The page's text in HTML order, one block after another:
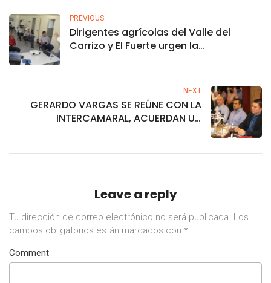
PREVIOUS
Dirigentes agrícolas del Valle del
Carrizo y El Fuerte urgen la
NEXT
GERARDO VARGAS SE REÚNE CON LA
INTERCAMARAL, ACUERDAN UN
DÍAS.
Leave a reply
Tu dirección de correo electrónico no será publicada. Los
campos obligatorios están marcados con *
Comment